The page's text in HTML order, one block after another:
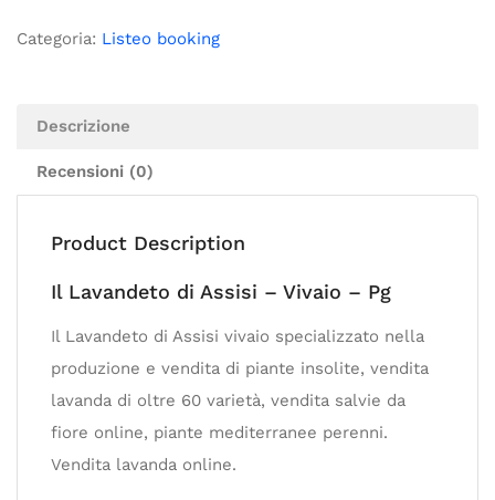
Categoria: Listeo booking
Descrizione
Recensioni (0)
Product Description
Il Lavandeto di Assisi – Vivaio – Pg
Il Lavandeto di Assisi vivaio specializzato nella
produzione e vendita di piante insolite, vendita
lavanda di oltre 60 varietà, vendita salvie da
fiore online, piante mediterranee perenni.
Vendita lavanda online.